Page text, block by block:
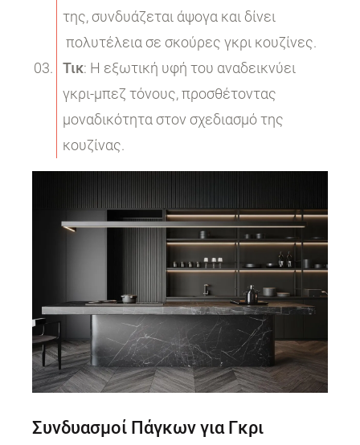
της, συνδυάζεται άψογα και δίνει
πολυτέλεια σε σκούρες γκρι κουζίνες.
Τικ: Η εξωτική υφή του αναδεικνύει
γκρι-μπεζ τόνους, προσθέτοντας
μοναδικότητα στον σχεδιασμό της
κουζίνας.
Συνδυασμοί Πάγκων για Γκρι